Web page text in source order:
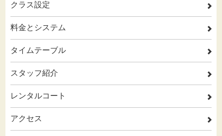
クラス設定 2
料金とシステム 2
タイムテーブル 2
スタッフ紹介 2
レンタルコート 2
アクセス 2